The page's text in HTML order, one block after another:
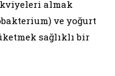
almak
ve yoğurt
sağlıklı bir